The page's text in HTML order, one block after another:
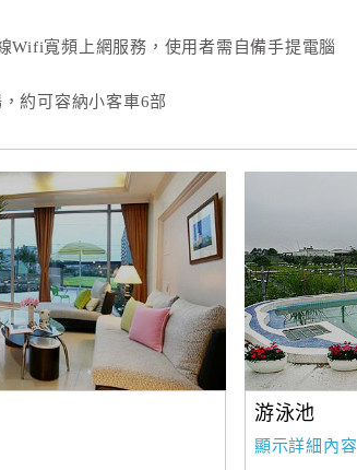
Wifi寬頻上網服務，使用者需自備手提電腦
約可容納小客車6部
游泳池
顯示詳細內容